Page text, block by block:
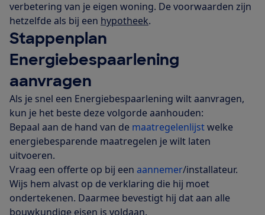
verbetering van je eigen woning. De voorwaarden zijn
hetzelfde als bij een hypotheek.
Stappenplan
Energiebespaarlening
aanvragen
Als je snel een Energiebespaarlening wilt aanvragen,
kun je het beste deze volgorde aanhouden:
Bepaal aan de hand van de maatregelenlijstwelke
energiebesparende maatregelen je wilt laten
uitvoeren.
Vraag een offerte op bij een aannemer/installateur.
Wijs hem alvast op de verklaring die hij moet
ondertekenen. Daarmee bevestigt hij dat aan alle
bouwkundige eisen is voldaan.